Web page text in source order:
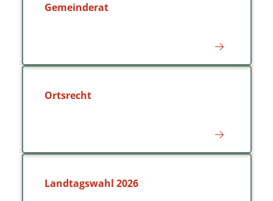
Gemeinderat
Ortsrecht
Landtagswahl 2026